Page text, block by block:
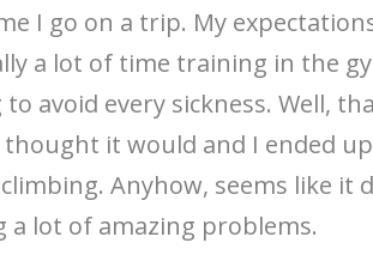
I go on a trip. My
a lot of time training in the
avoid every sickness. Well,
thought it would and I ended
Anyhow, seems like it
a lot of amazing problems.